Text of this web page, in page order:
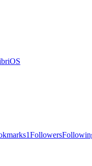
1Followers